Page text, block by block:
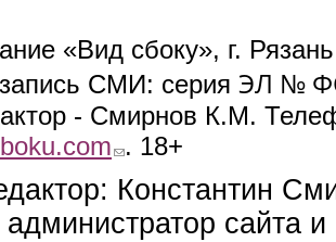
«Вид сбоку», г.
СМИ: серия ЭЛ №
- Смирнов К.М.
(link sends e-mail)
. 18+
Константин
сайта